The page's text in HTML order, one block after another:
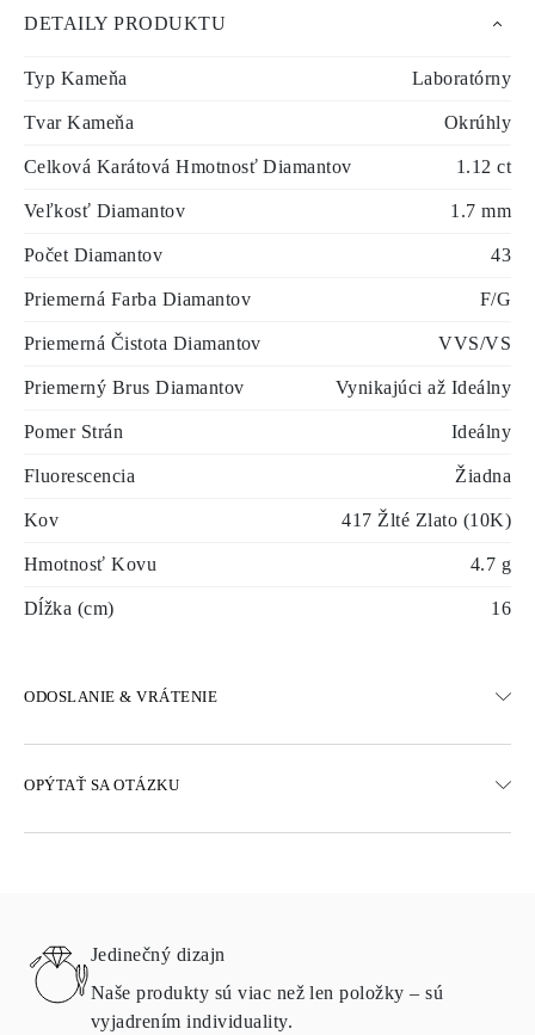
DETAILY PRODUKTU
Typ Kameňa Laboratórny
Tvar Kameňa Okrúhly
Celková Karátová Hmotnosť Diamantov 1.12 ct
Veľkosť Diamantov 1.7 mm
Počet Diamantov 43
Priemerná Farba Diamantov F/G
Priemerná Čistota Diamantov VVS/VS
Priemerný Brus Diamantov Vynikajúci až Ideálny
Pomer Strán Ideálny
Fluorescencia Žiadna
Kov 417 Žlté Zlato (10K)
Hmotnosť Kovu 4.7 g
Dĺžka (cm) 16
ODOSLANIE & VRÁTENIE
K dispozícii sú aj možnosti expresného doručenia
Portugalska a Španielska
Podrobnosti o spôsoboch dopravy, nákladoch a dodacej lehote
nájdete včasto kladených otázkach o doručení
OPÝTAŤ SA OTÁZKU
Jedinečný dizajn
Naše produkty sú viac než len položky – sú
vyjadrením individuality.